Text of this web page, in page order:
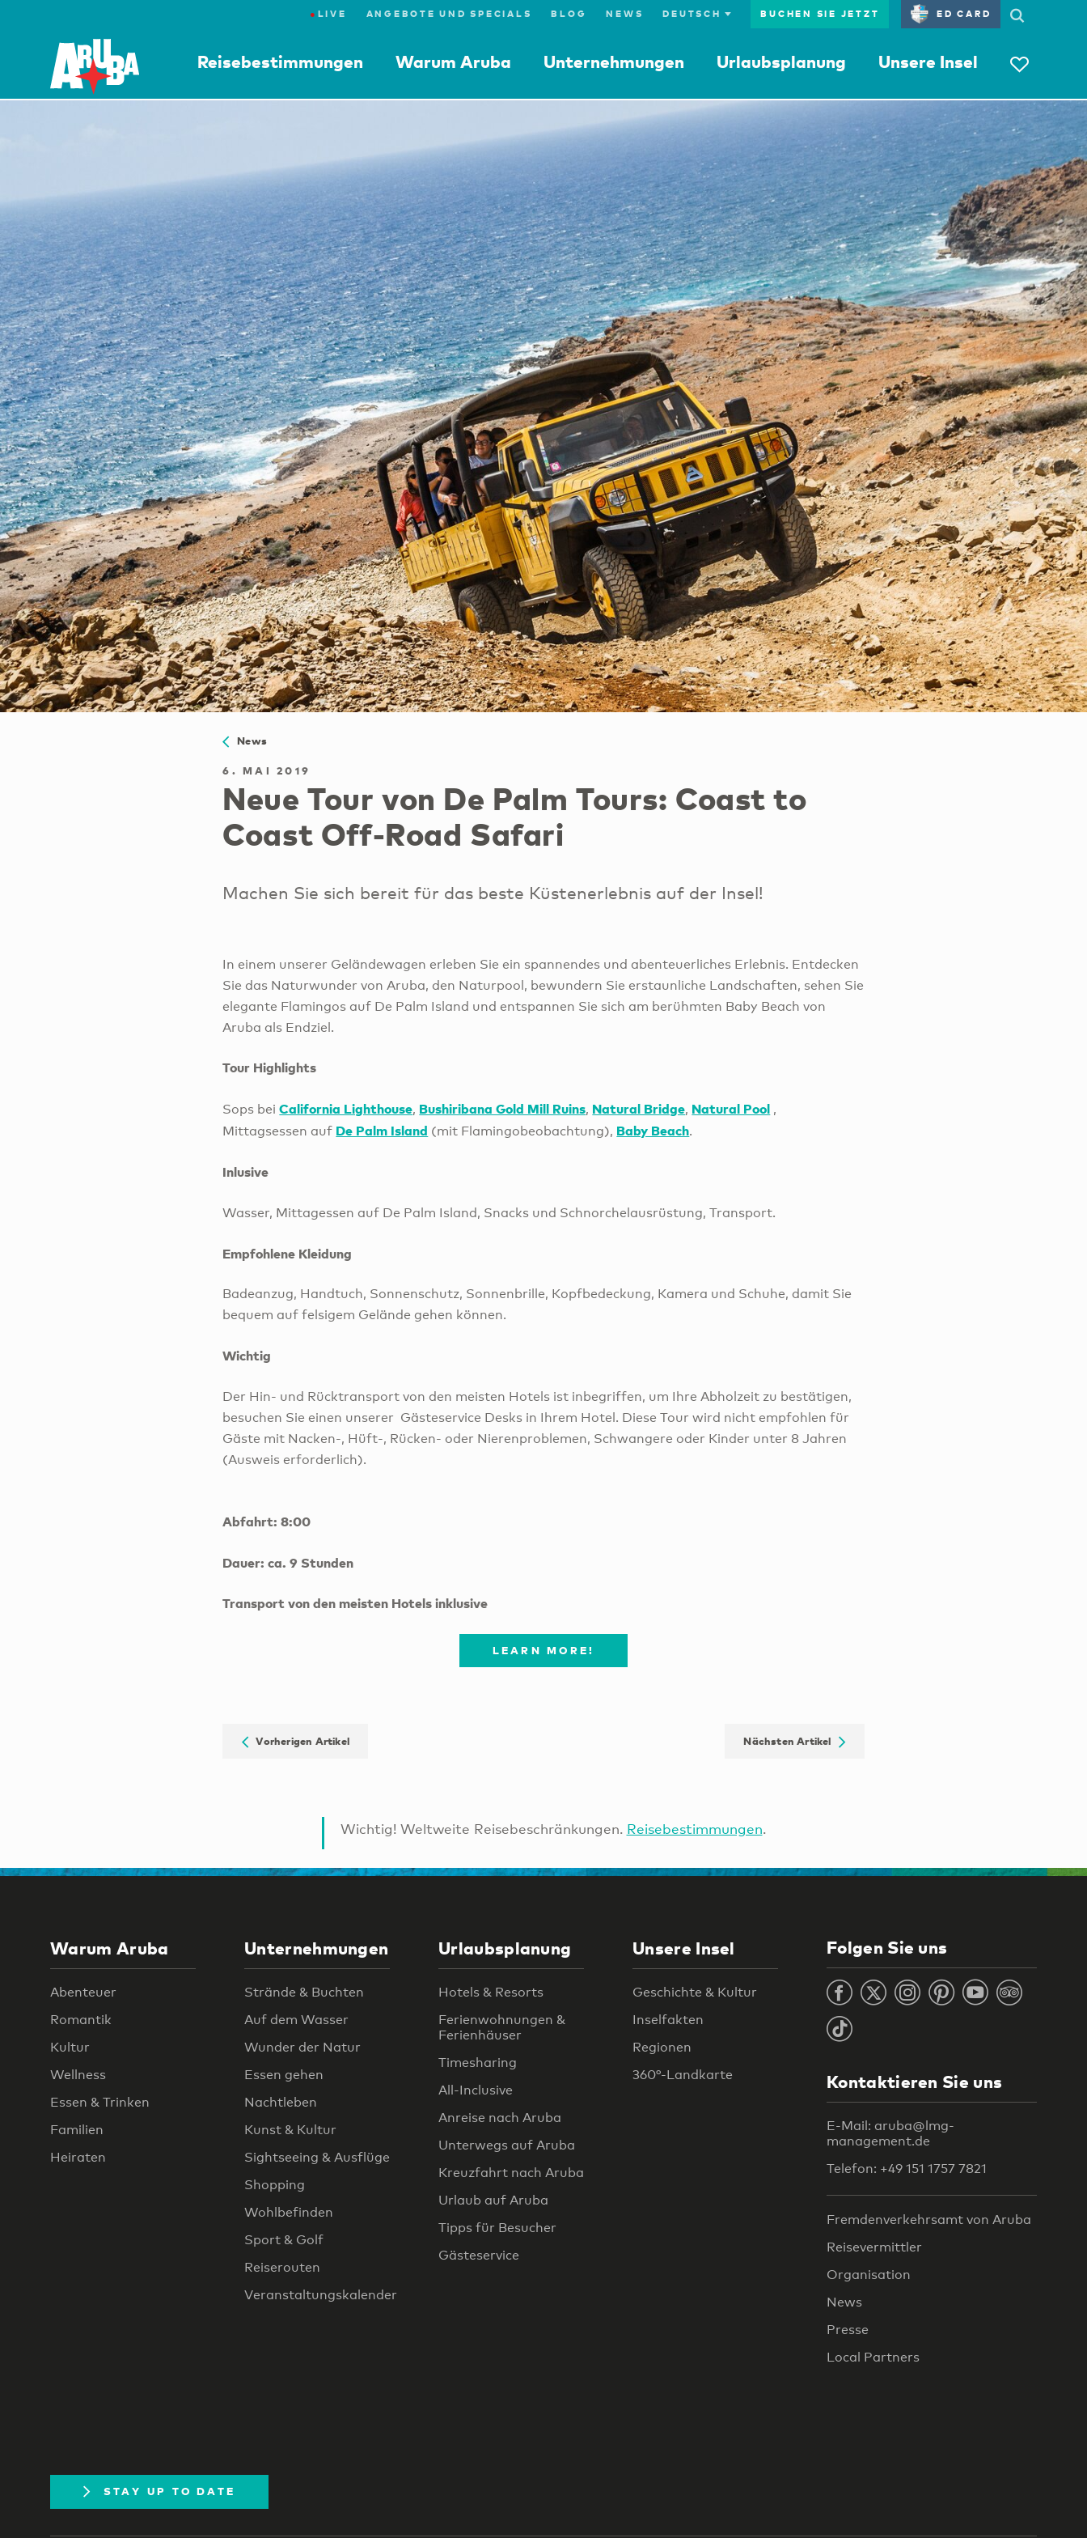
● LIVE ANGEBOTE UND SPECIALS BLOG NEWS BUCHEN SIE JETZT ED CARD
Reisebestimmungen Warum Aruba Unternehmungen Urlaubsplanung Unsere Insel
News
6. MAI 2019
Neue Tour von De Palm Tours: Coast to
Coast Off-Road Safari
Machen Sie sich bereit für das beste Küstenerlebnis auf der Insel!
In einem unserer Geländewagen erleben Sie ein spannendes und abenteuerliches Erlebnis. Entdecken
Sie das Naturwunder von Aruba, den Naturpool, bewundern Sie erstaunliche Landschaften, sehen Sie
elegante Flamingos auf De Palm Island und entspannen Sie sich am berühmten Baby Beach von
Aruba als Endziel.
Tour Highlights
Sops beiCalifornia Lighthouse, Bushiribana Gold Mill Ruins, Natural Bridge, Natural Pool ,
Mittagsessen auf De Palm Island (mit Flamingobeobachtung), Baby Beach.
Inlusive
Wasser, Mittagessen auf De Palm Island, Snacks und Schnorchelausrüstung, Transport.
Empfohlene Kleidung
Badeanzug, Handtuch, Sonnenschutz, Sonnenbrille, Kopfbedeckung, Kamera und Schuhe, damit Sie
bequem auf felsigem Gelände gehen können.
Wichtig
Der Hin- und Rücktransport von den meisten Hotels ist inbegriffen, um Ihre Abholzeit zu bestätigen,
besuchen Sie einen unserer Gästeservice Desks in Ihrem Hotel. Diese Tour wird nicht empfohlen für
Gäste mit Nacken-, Hüft-, Rücken- oder Nierenproblemen, Schwangere oder Kinder unter 8 Jahren
(Ausweis erforderlich).
Abfahrt: 8:00
Dauer: ca. 9 Stunden
Transport von den meisten Hotels inklusive
LEARN MORE!
Vorherigen Artikel Nächsten Artikel
Wichtig! Weltweite Reisebeschränkungen. Reisebestimmungen.
Warum Aruba
Abenteuer
Romantik
Kultur
Wellness
Essen & Trinken
Familien
Heiraten
Unternehmungen
Strände & Buchten
Auf dem Wasser
Wunder der Natur
Essen gehen
Nachtleben
Kunst & Kultur
Sightseeing & Ausflüge
Shopping
Wohlbefinden
Sport & Golf
Reiserouten
Veranstaltungskalender
Urlaubsplanung
Hotels & Resorts
Ferienwohnungen &
Ferienhäuser
Timesharing
All-Inclusive
Anreise nach Aruba
Unterwegs auf Aruba
Kreuzfahrt nach Aruba
Urlaub auf Aruba
Tipps für Besucher
Gästeservice
Unsere Insel
Geschichte & Kultur
Inselfakten
Regionen
360°-Landkarte
Folgen Sie uns
Kontaktieren Sie uns
E-Mail: aruba@lmg-
management.de
Telefon: +49 151 1757 7821
Fremdenverkehrsamt von Aruba
Reisevermittler
Organisation
News
Presse
Local Partners
STAY UP TO DATE